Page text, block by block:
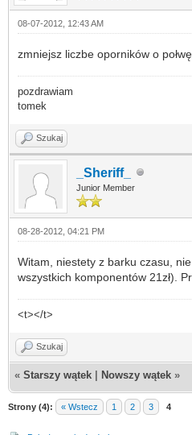
08-07-2012, 12:43 AM
zmniejsz liczbe oporników o
pozdrawiam
tomek
Szukaj
_Sheriff_
Junior Member
08-28-2012, 04:21 PM
Witam, niestety z barku czasu,
wszystkich komponentów 21zł).
<t></t>
Szukaj
« Starszy wątek Nowszy wątek »
Strony (4): « Wstecz 1 2 3 4